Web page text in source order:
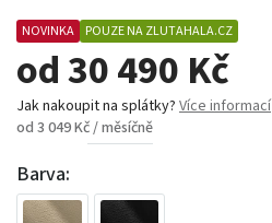
NOVINKA POUZE NA ZLUTAHALA.CZ
od 30 490 Kč
Jak nakoupit na splátky? Více informací
od 3 049 Kč / měsíčně
Barva: